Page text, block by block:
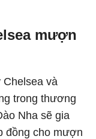
mượn
Chelsea và
trong thương
Nha sẽ gia
đồng cho mượn